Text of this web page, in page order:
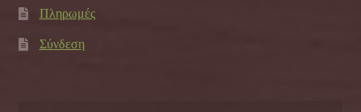
Πληρωμές
Σύνδεση